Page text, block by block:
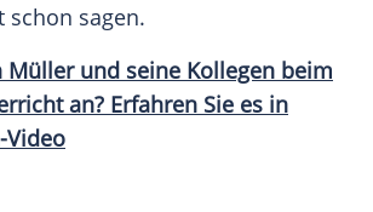
schon sagen.
Müller und seine Kollegen beim
an? Erfahren Sie es in
Video